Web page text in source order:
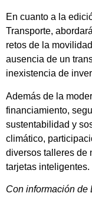
En cuanto a la
Transporte,
retos de la
ausencia de un
inexistencia de
Además de la
financiamiento,
sustentabilidad y
climático,
diversos talleres de
tarjetas inteligentes.
Con información de